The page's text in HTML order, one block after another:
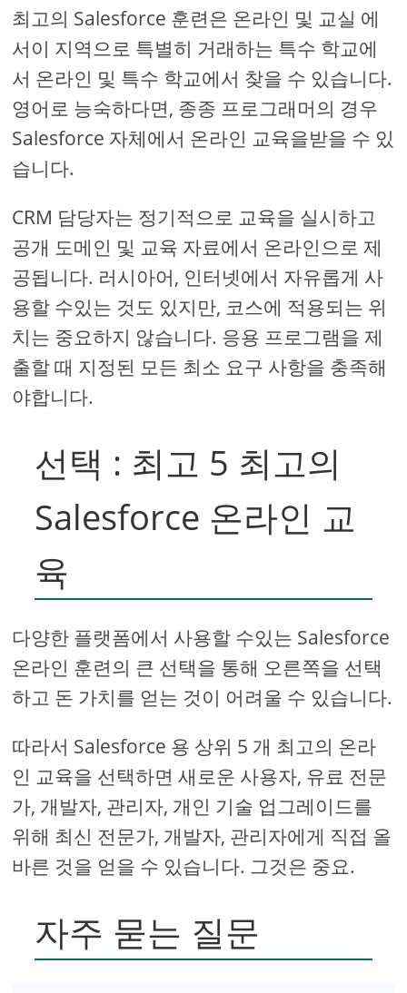
최고의 Salesforce 훈련은 온라인 및 교실 에
서이 지역으로 특별히 거래하는 특수 학교에
서 온라인 및 특수 학교에서 찾을 수 있습니다.
영어로 능숙하다면, 종종 프로그래머의 경우
Salesforce 자체에서 온라인 교육을받을 수 있
습니다.
CRM 담당자는 정기적으로 교육을 실시하고
공개 도메인 및 교육 자료에서 온라인으로 제
공됩니다. 러시아어, 인터넷에서 자유롭게 사
용할 수있는 것도 있지만, 코스에 적용되는 위
치는 중요하지 않습니다. 응용 프로그램을 제
출할 때 지정된 모든 최소 요구 사항을 충족해
야합니다.
선택 : 최고 5 최고의
Salesforce 온라인 교
육
다양한 플랫폼에서 사용할 수있는 Salesforce
온라인 훈련의 큰 선택을 통해 오른쪽을 선택
하고 돈 가치를 얻는 것이 어려울 수 있습니다.
따라서 Salesforce 용 상위 5 개 최고의 온라
인 교육을 선택하면 새로운 사용자, 유료 전문
가, 개발자, 관리자, 개인 기술 업그레이드를
위해 최신 전문가, 개발자, 관리자에게 직접 올
바른 것을 얻을 수 있습니다. 그것은 중요.
자주 묻는 질문